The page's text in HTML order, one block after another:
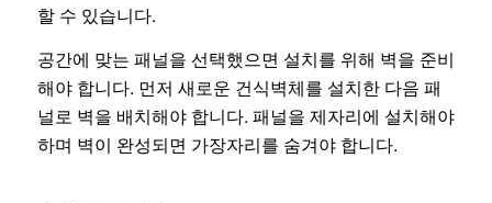
할 수 있습니다.
공간에 맞는 패널을 선택했으면 설치를 위해 벽을 준비
해야 합니다. 먼저 새로운 건식벽체를 설치한 다음 패
널로 벽을 배치해야 합니다. 패널을 제자리에 설치해야
하며 벽이 완성되면 가장자리를 숨겨야 합니다.